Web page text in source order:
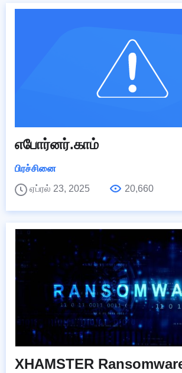
எபோர்னர்.காம்
பிரச்சினை
ஏப்ரல் 23, 2025
20,660
XHAMSTER